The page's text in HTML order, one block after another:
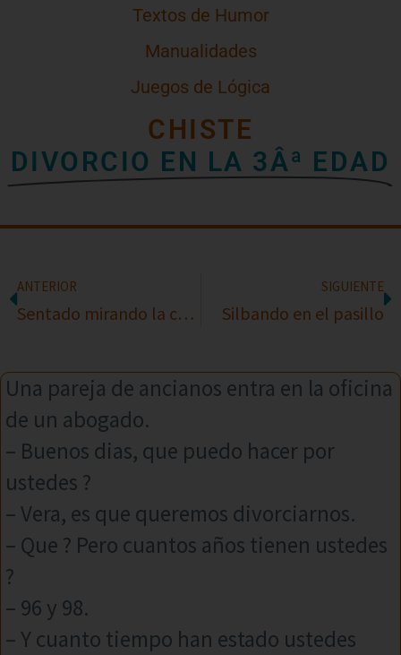
Textos de Humor
Manualidades
Juegos de Lógica
CHISTE
DIVORCIO EN LA 3Âª EDAD
ANTERIOR
Sentado mirando la copa
SIGUIENTE
Silbando en el pasillo
Una pareja de ancianos entra en la oficina
de un abogado.
– Buenos dias, que puedo hacer por
ustedes ?
– Vera, es que queremos divorciarnos.
– Que ? Pero cuantos años tienen ustedes
?
– 96 y 98.
– Y cuanto tiempo han estado ustedes